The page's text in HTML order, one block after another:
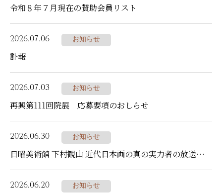
令和８年７月現在の賛助会員リスト
2026.07.06
お知らせ
訃報
2026.07.03
お知らせ
再興第111回院展 応募要項のおしらせ
2026.06.30
お知らせ
日曜美術館 下村観山 近代日本画の真の実力者の放送について
2026.06.20
お知らせ